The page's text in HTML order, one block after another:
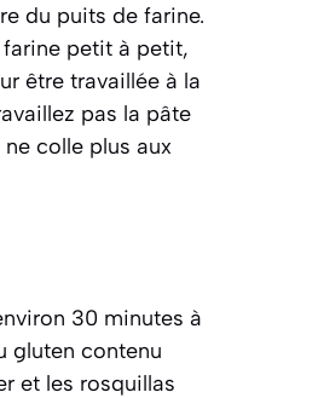
du puits de farine.
farine petit à petit,
être travaillée à la
pas la pâte
colle plus aux
30 minutes à
gluten contenu
et les rosquillas